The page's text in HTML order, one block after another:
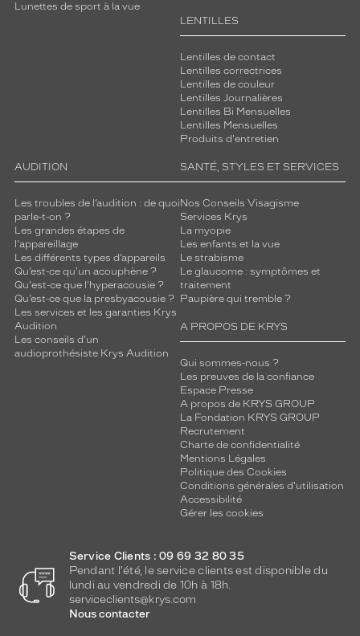
Lunettes de sport à la vue
LENTILLES
Lentilles de contact
Lentilles correctrices
Lentilles de couleur
Lentilles Journalières
Lentilles Bi Mensuelles
Lentilles Mensuelles
Produits d'entretien
AUDITION
Les troubles de l’audition : de quoi
parle-t-on ?
Les grandes étapes de
l'appareillage
Les différents types d’appareils
Qu’est-ce qu'un acouphène ?
Qu'est-ce que l'hyperacousie ?
Qu’est-ce que la presbyacousie ?
Les services et les garanties Krys
Audition
Les conseils d'un
audioprothésiste Krys Audition
SANTÉ, STYLES ET SERVICES
Nos Conseils Visagisme
Services Krys
La myopie
Les enfants et la vue
Le strabisme
Le glaucome : symptômes et
traitement
Paupière qui tremble ?
A PROPOS DE KRYS
Qui sommes-nous ?
Les preuves de la confiance
Espace Presse
A propos de KRYS GROUP
La Fondation KRYS GROUP
Recrutement
Charte de confidentialité
Mentions Légales
Politique des Cookies
Conditions générales d'utilisation
Accessibilité
Gérer les cookies
Service Clients : 09 69 32 80 35
Pendant l'été, le service clients est disponible du
lundi au vendredi de 10h à 18h.
serviceclients@krys.com
Nous contacter